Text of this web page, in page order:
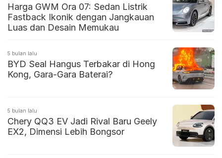
Harga GWM Ora 07: Sedan Listrik
Fastback Ikonik dengan Jangkauan
Luas dan Desain Memukau
5 bulan lalu
BYD Seal Hangus Terbakar di Hong
Kong, Gara-Gara Baterai?
5 bulan lalu
Chery QQ3 EV Jadi Rival Baru Geely
EX2, Dimensi Lebih Bongsor